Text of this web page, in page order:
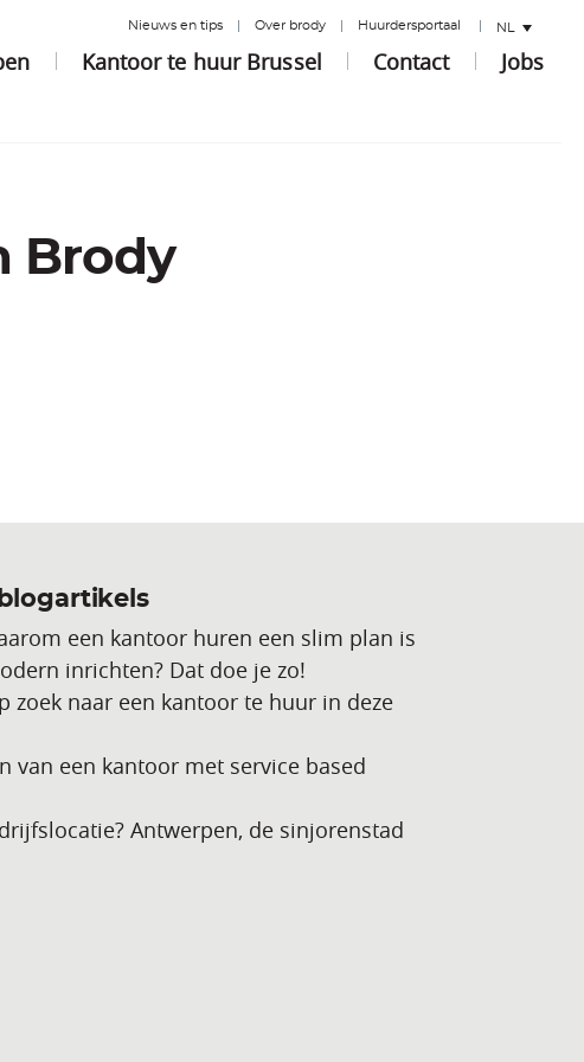
Nieuws en tips Over brody Huurdersportaal NL
Kantoor te huur Brussel Contact Jobs
Brody
een kantoor huren een slim plan is
inrichten? Dat doe je zo!
zoek naar een kantoor te huur in deze
van een kantoor met service based
Antwerpen, de sinjorenstad